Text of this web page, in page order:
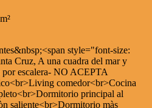
style="font-size:
Cruz, A una cuadra del mar y
escalera- NO ACEPTA
comedor<br>Cocina
principal al
saliente<br>Dormitorio màs